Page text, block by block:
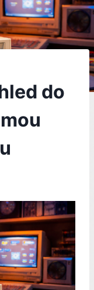
do